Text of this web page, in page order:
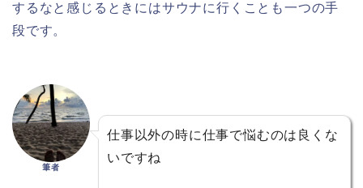
するなと感じるときにはサウナに行くことも一つの手
段です。
筆者
仕事以外の時に仕事で悩むのは良くな
いですね